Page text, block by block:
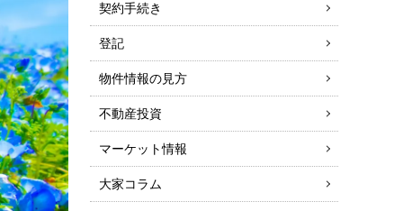
契約手続き
登記
物件情報の見方
不動産投資
マーケット情報
大家コラム